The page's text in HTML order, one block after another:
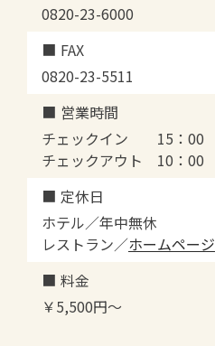
0820-23-6000
FAX
0820-23-5511
営業時間
チェックイン 15：00
チェックアウト 10：00
定休日
ホテル／年中無休
レストラン／ホームページ
料金
￥5,500円～